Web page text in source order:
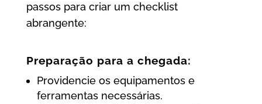
passos para criar um checklist
abrangente:
Preparação para a chegada:
Providencie os equipamentos e
ferramentas necessárias.